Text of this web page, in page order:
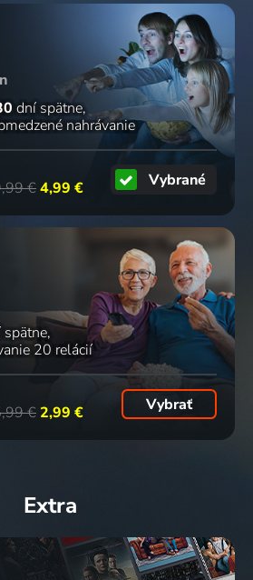
dní spätne
nahrávanie
€4,99 € Vybrané
spätne
20 relácií
€ 2,99 € Vybrať
Extra